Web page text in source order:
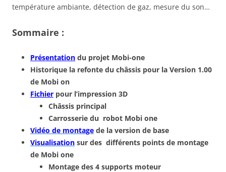
température ambiante, détection de gaz, mesure du son…
Sommaire :
Présentation du projet Mobi-one
Historique la refonte du châssis pour la Version 1.00
de Mobi on
Fichier pour l’impression 3D
Châssis principal
Carrosserie du robot Mobi one
Vidéo de montage de la version de base
Visualisation sur des différents points de montage
de Mobi one
Montage des 4 supports moteur